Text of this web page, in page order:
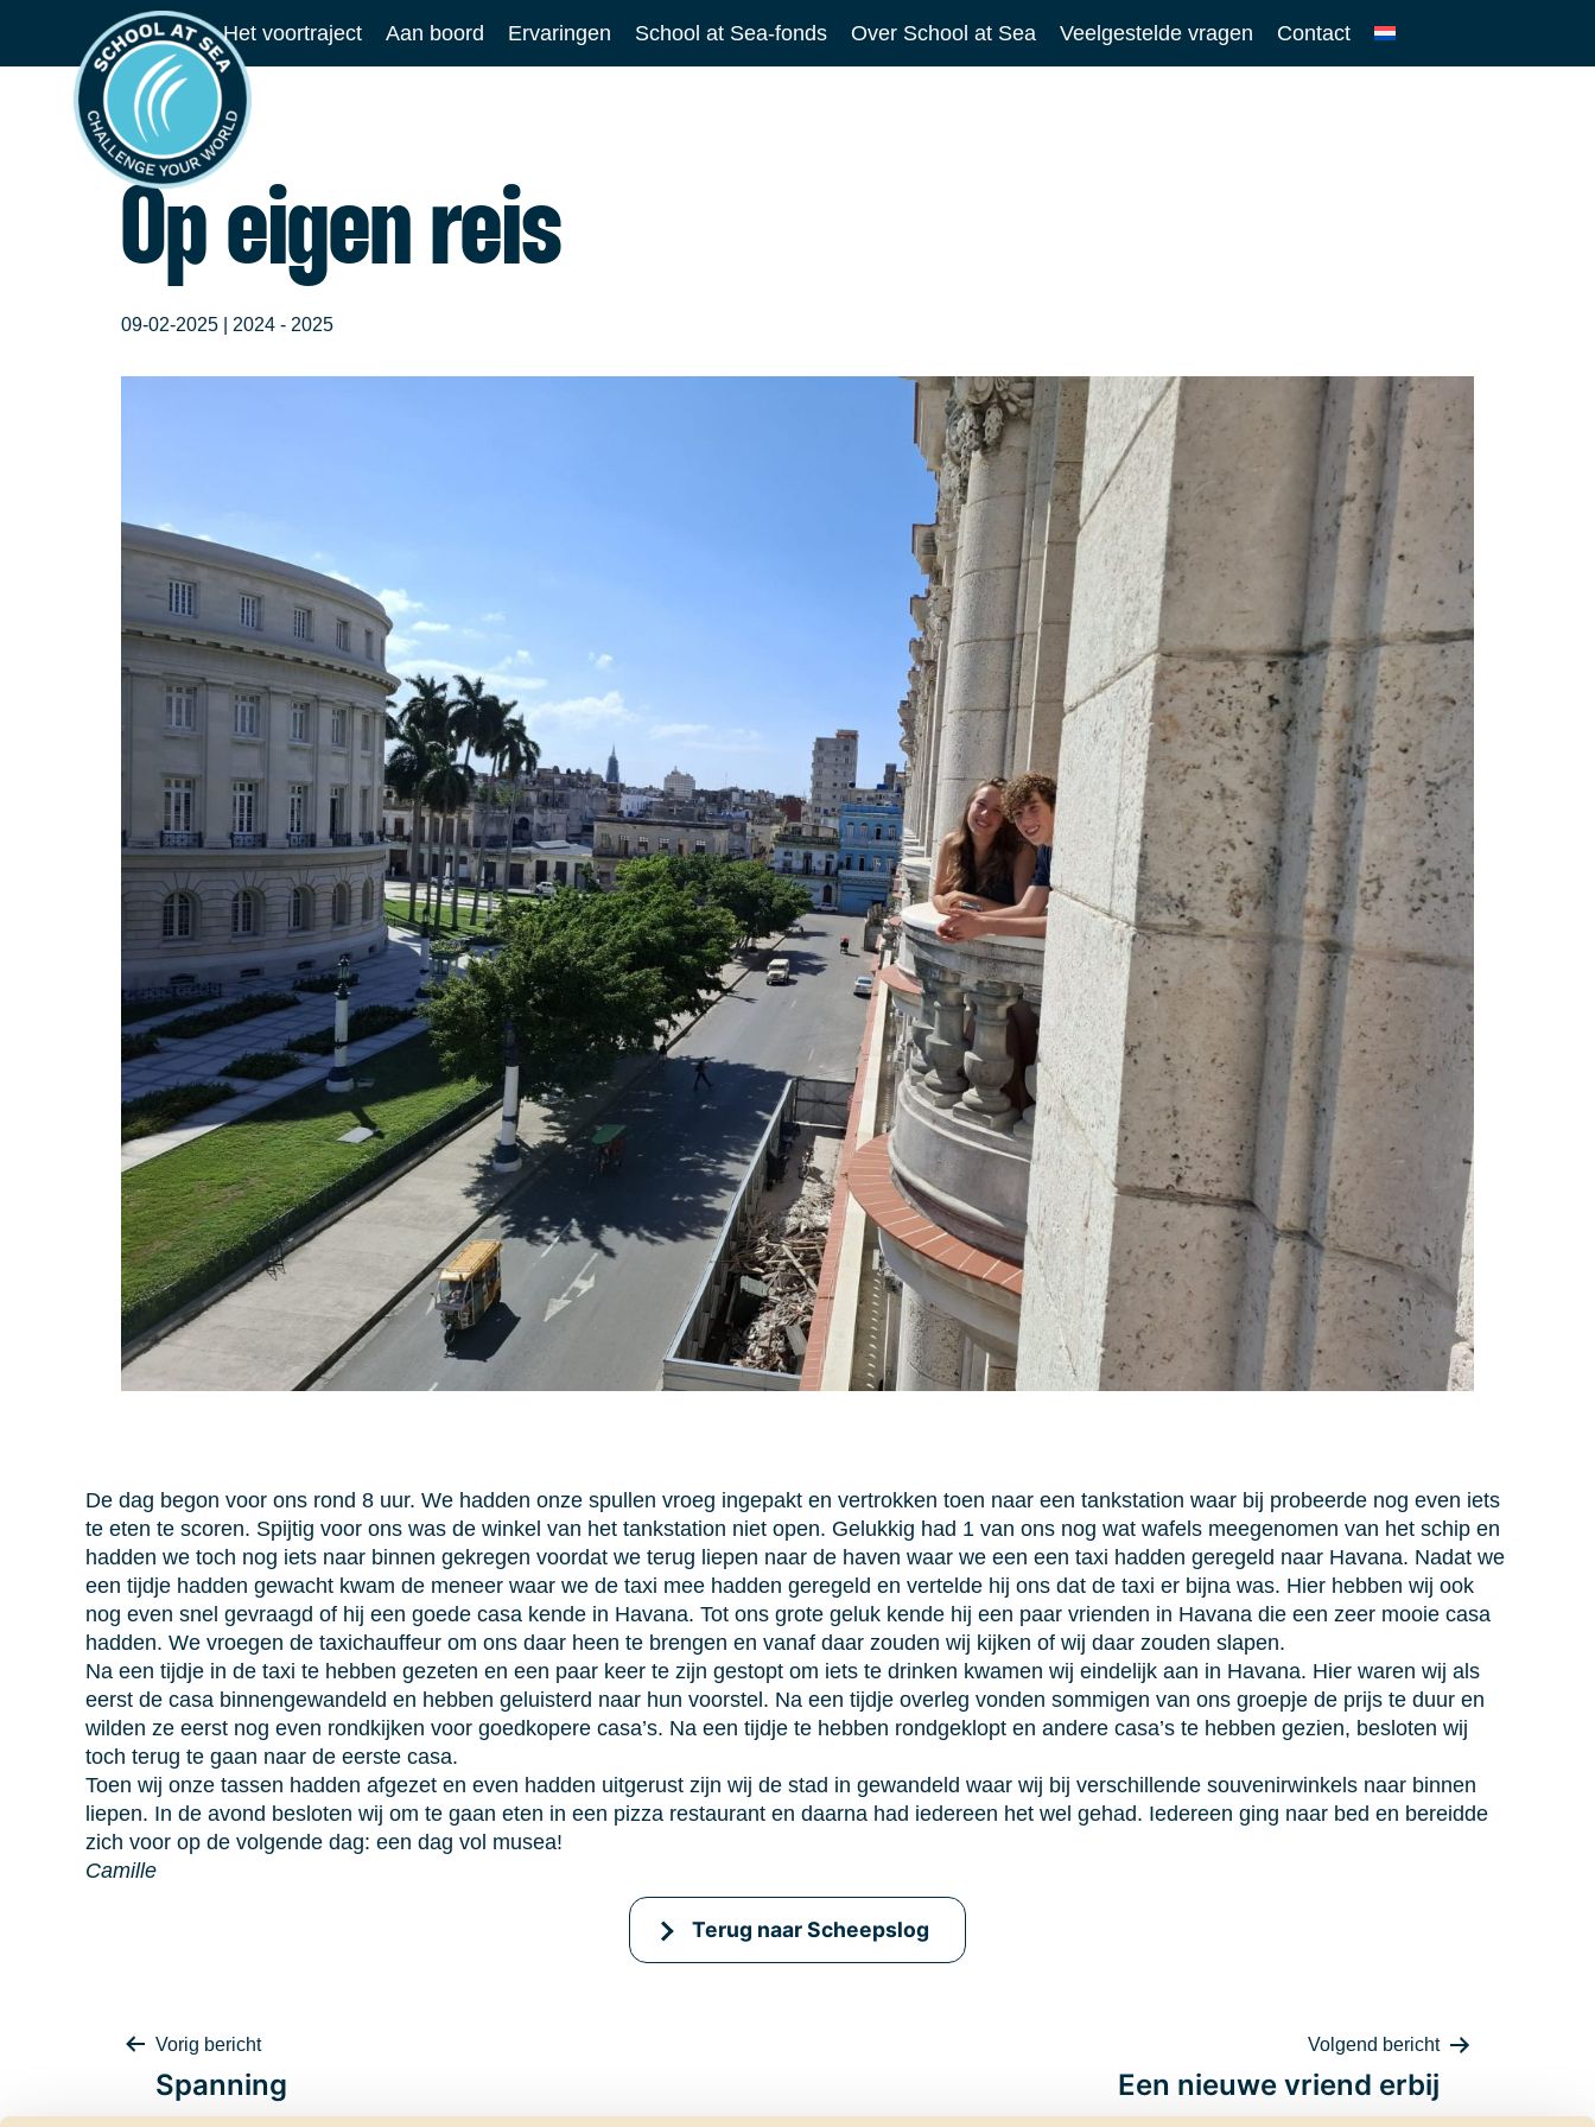
de
School
at
Sea
Het voortraject Aan boord Ervaringen School at Sea-fonds Over School at Sea Veelgestelde vragen Contact
Op eigen reis
09-02-2025 | 2024 - 2025
De dag begon voor ons rond 8 uur. We hadden onze spullen vroeg ingepakt en vertrokken toen naar een tankstation waar bij probeerde nog even iets
te eten te scoren. Spijtig voor ons was de winkel van het tankstation niet open. Gelukkig had 1 van ons nog wat wafels meegenomen van het schip en
hadden we toch nog iets naar binnen gekregen voordat we terug liepen naar de haven waar we een een taxi hadden geregeld naar Havana. Nadat we
een tijdje hadden gewacht kwam de meneer waar we de taxi mee hadden geregeld en vertelde hij ons dat de taxi er bijna was. Hier hebben wij ook
nog even snel gevraagd of hij een goede casa kende in Havana. Tot ons grote geluk kende hij een paar vrienden in Havana die een zeer mooie casa
hadden. We vroegen de taxichauffeur om ons daar heen te brengen en vanaf daar zouden wij kijken of wij daar zouden slapen.
Na een tijdje in de taxi te hebben gezeten en een paar keer te zijn gestopt om iets te drinken kwamen wij eindelijk aan in Havana. Hier waren wij als
eerst de casa binnengewandeld en hebben geluisterd naar hun voorstel. Na een tijdje overleg vonden sommigen van ons groepje de prijs te duur en
wilden ze eerst nog even rondkijken voor goedkopere casa’s. Na een tijdje te hebben rondgeklopt en andere casa’s te hebben gezien, besloten wij
toch terug te gaan naar de eerste casa.
Toen wij onze tassen hadden afgezet en even hadden uitgerust zijn wij de stad in gewandeld waar wij bij verschillende souvenirwinkels naar binnen
liepen. In de avond besloten wij om te gaan eten in een pizza restaurant en daarna had iedereen het wel gehad. Iedereen ging naar bed en bereidde
zich voor op de volgende dag: een dag vol musea!
Camille
Terug naar Scheepslog
Bericht
Vorig bericht
Spanning
Volgend bericht
Een nieuwe vriend erbij